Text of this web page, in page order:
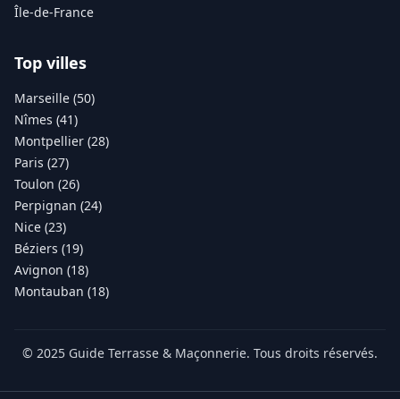
Île-de-France
Top villes
Marseille (50)
Nîmes (41)
Montpellier (28)
Paris (27)
Toulon (26)
Perpignan (24)
Nice (23)
Béziers (19)
Avignon (18)
Montauban (18)
© 2025 Guide Terrasse & Maçonnerie. Tous droits réservés.